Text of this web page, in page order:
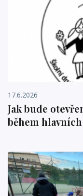
17.6.2026
Jak bude
během